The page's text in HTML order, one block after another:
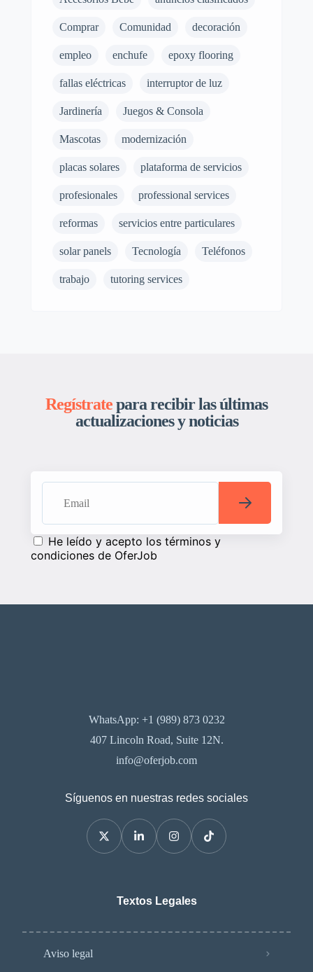
Comprar Comunidad decoración
empleo enchufe epoxy flooring
fallas eléctricas interruptor de luz
Jardinería Juegos & Consola
Mascotas modernización
placas solares plataforma de servicios
profesionales professional services
reformas servicios entre particulares
solar panels Tecnología Teléfonos
trabajo tutoring services
Regístratepara recibir las últimas
actualizaciones y noticias
He leído y acepto los términos y
condiciones de OferJob
WhatsApp: +1 (989) 873 0232
407 Lincoln Road, Suite 12N.
info@oferjob.com
Síguenos en nuestras redes sociales
Textos Legales
Aviso legal